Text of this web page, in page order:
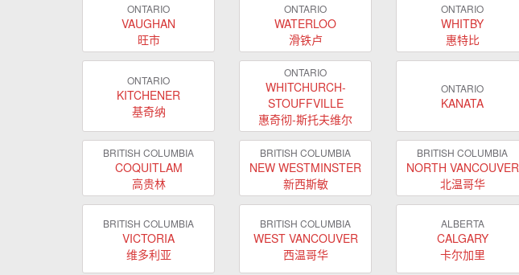
ONTARIO
VAUGHAN
旺市
ONTARIO
WATERLOO
滑铁卢
ONTARIO
WHITBY
惠特比
ONTARIO
KITCHENER
基奇纳
ONTARIO
WHITCHURCH-
STOUFFVILLE
惠奇彻-斯托夫维尔
ONTARIO
KANATA
BRITISH COLUMBIA
COQUITLAM
高贵林
BRITISH COLUMBIA
NEW WESTMINSTER
新西斯敏
BRITISH COLUMBIA
NORTH VANCOUVER
北温哥华
BRITISH COLUMBIA
VICTORIA
维多利亚
BRITISH COLUMBIA
WEST VANCOUVER
西温哥华
ALBERTA
CALGARY
卡尔加里